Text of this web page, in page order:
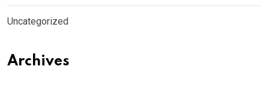
Uncategorized
Archives